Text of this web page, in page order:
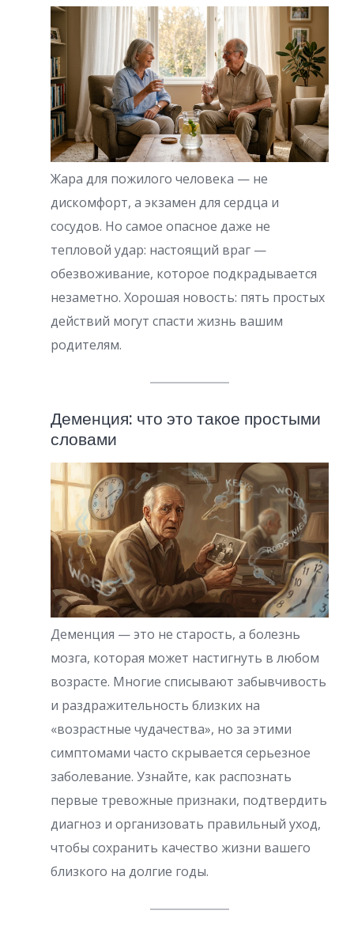
Жара для пожилого человека — не
дискомфорт, а экзамен для сердца и
сосудов. Но самое опасное даже не
тепловой удар: настоящий враг —
обезвоживание, которое подкрадывается
незаметно. Хорошая новость: пять простых
действий могут спасти жизнь вашим
родителям.
Деменция: что это такое простыми
словами
Деменция — это не старость, а болезнь
мозга, которая может настигнуть в любом
возрасте. Многие списывают забывчивость
и раздражительность близких на
«возрастные чудачества», но за этими
симптомами часто скрывается серьезное
заболевание. Узнайте, как распознать
первые тревожные признаки, подтвердить
диагноз и организовать правильный уход,
чтобы сохранить качество жизни вашего
близкого на долгие годы.